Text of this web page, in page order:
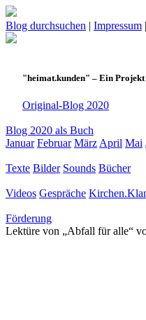
Blog durchsuchen | Impressum |
"heimat.kunden" – Ein
Original-Blog 2020
Blog 2020 als Buch
Januar Februar März April Mai
Texte Bilder Sounds Bücher
Videos Gespräche
Förderung
Lektüre von „Abfall für alle“